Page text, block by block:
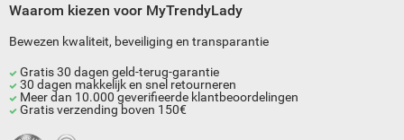
Waarom kiezen voor MyTrendyLady
Bewezen kwaliteit, beveiliging en transparantie
Gratis 30 dagen geld-terug-garantie
30 dagen makkelijk en snel retourneren
Meer dan 10.000 geverifieerde klantbeoordelingen
Gratis verzending boven 150€